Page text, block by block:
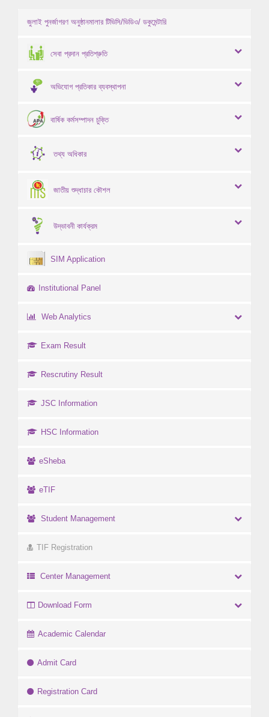
জুলাই পুনর্জাগরণ অনুষ্ঠানমালার টিভিসি/ভিডিও/ ডকুমেন্টারি
সেবা প্রদান প্রতিশ্রুতি
অভিযোগ প্রতিকার ব্যবস্থাপনা
বার্ষিক কর্মসম্পাদন চুক্তি
তথ্য অধিকার
জাতীয় শুদ্ধাচার কৌশল
উদ্ভাবনী কার্যক্রম
SIM Application
Institutional Panel
Web Analytics
Exam Result
Rescrutiny Result
JSC Information
HSC Information
eSheba
eTIF
Student Management
TIF Registration
Center Management
Download Form
Academic Calendar
Admit Card
Registration Card